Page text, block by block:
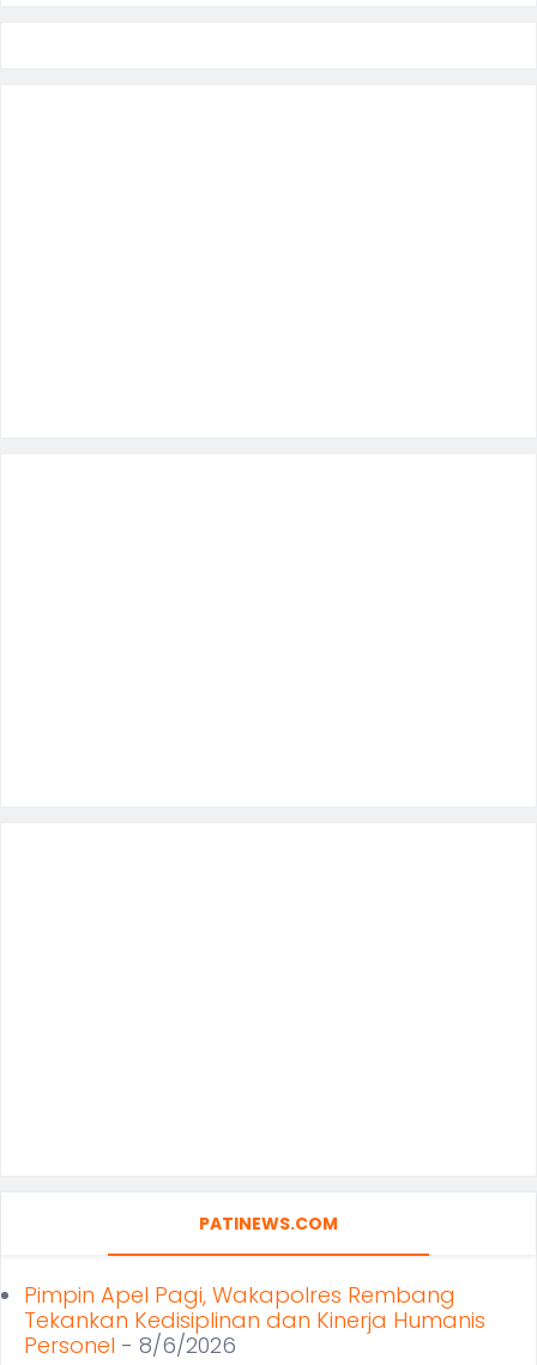
PATINEWS.COM
Pimpin Apel Pagi, Wakapolres Rembang
Tekankan Kedisiplinan dan Kinerja Humanis
Personel - 8/6/2026